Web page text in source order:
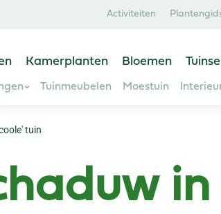
tuin
Activiteiten
Kamerplanten Bloemen
Tuinmeubelen Moestuin